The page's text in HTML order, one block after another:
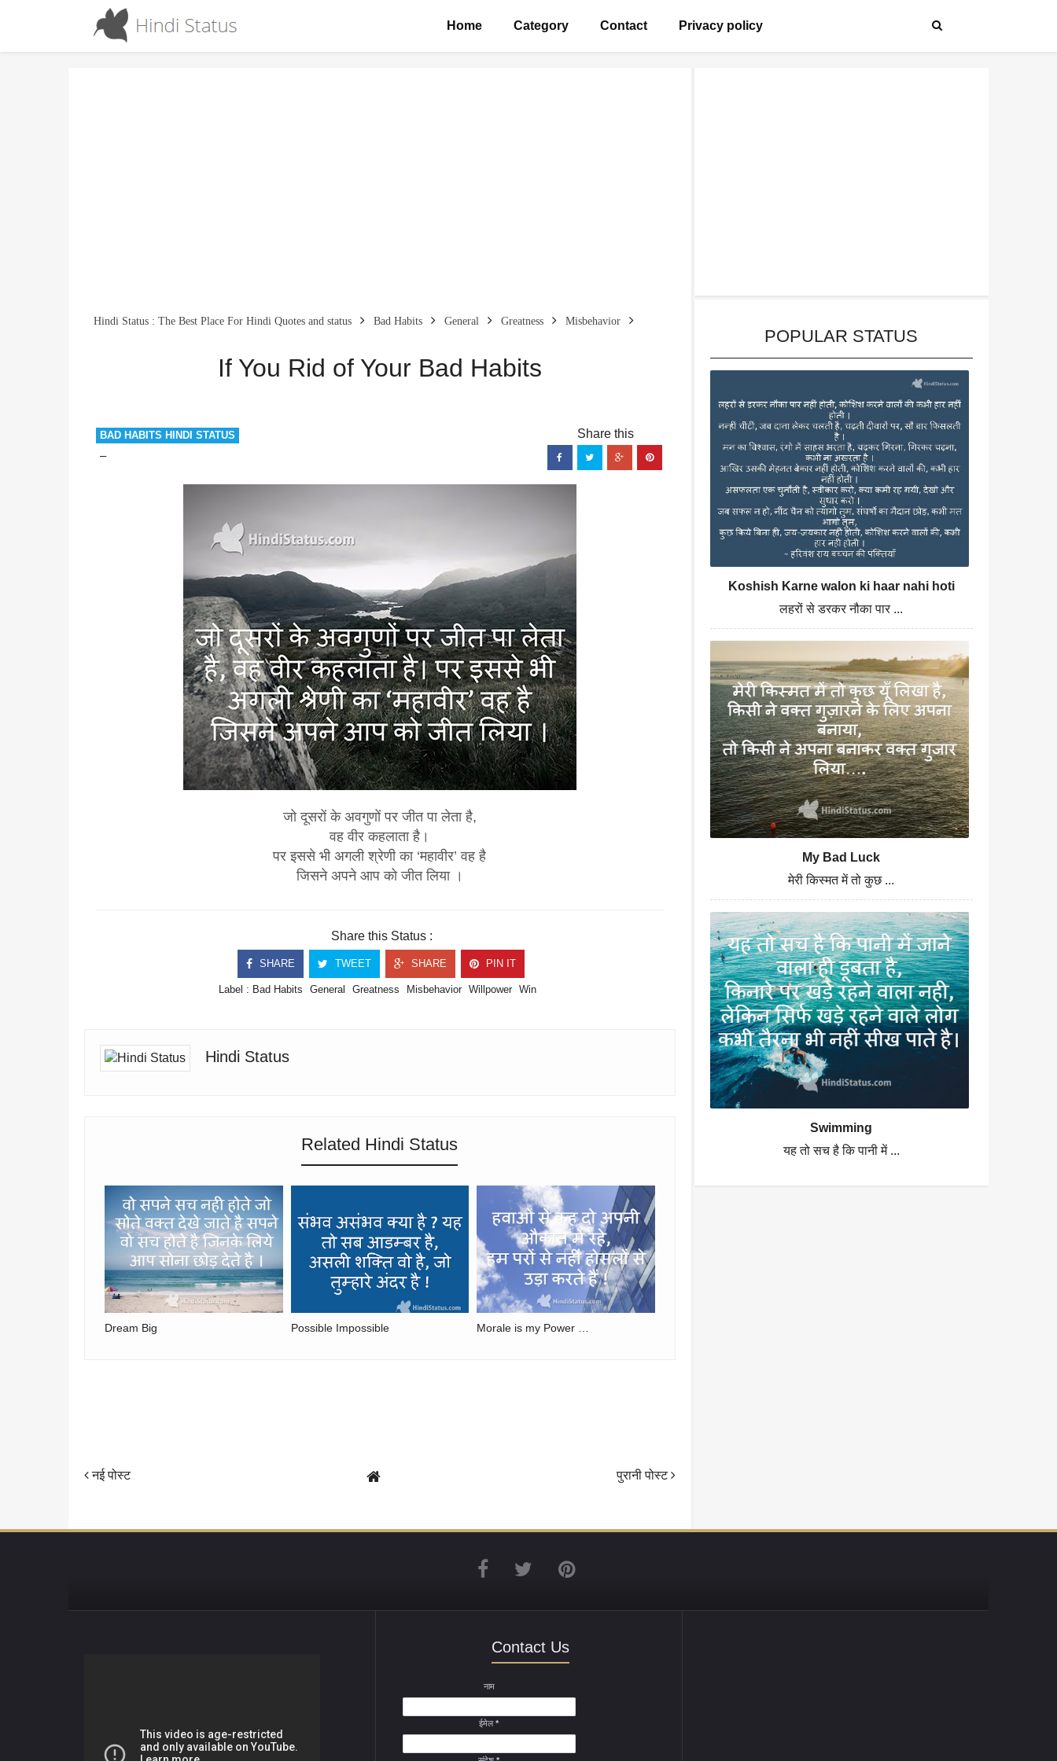
Home Category Contact Privacy policy
Hindi Status : The Best Place For Hindi Quotes and status Bad Habits General Greatness Misbehavior
If You Rid of Your Bad Habits
If You Rid of Your Bad Habits
BAD HABITS HINDI STATUS
जो दूसरों के अवगुणों पर जीत पा लेता है,
वह वीर कहलाता है।
पर इससे भी अगली श्रेणी का ‘महावीर’ वह है
जिसने अपने आप को जीत लिया ।
Share this Status :
SHARE TWEET SHARE PIN IT
Label : Bad Habits General Greatness Misbehavior Willpower Win
Hindi Status
Related Hindi Status
Dream Big Possible Impossible Morale is my Power …
नई पोस्ट पुरानी पोस्ट
POPULAR STATUS
Koshish Karne walon ki haar nahi hoti
लहरों से डरकर नौका पार ...
My Bad Luck
मेरी किस्मत में तो कुछ ...
Swimming
यह तो सच है कि पानी में ...
Contact Us
नाम
ईमेल*